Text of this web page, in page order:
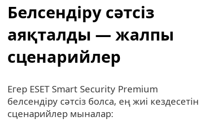
Белсендіру сәтсіз
аяқталды — жалпы
сценарийлер
Егер ESET Smart Security Premium
белсендіру сәтсіз болса, ең жиі кездесетін
сценарийлер мыналар: